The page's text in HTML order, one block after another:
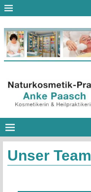
Unser Team